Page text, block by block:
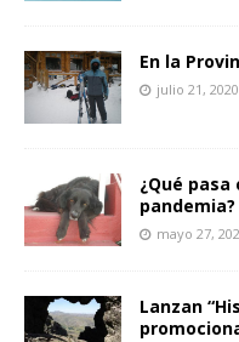
En la
julio 21, 2020
¿Qué
pandemia?
mayo 27,
Lanzan